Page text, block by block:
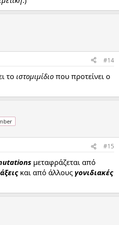
#14
το ιστομιμίδιο που προτείνει ο
#15
μεταφράζεται από
και από άλλους γονιδιακές